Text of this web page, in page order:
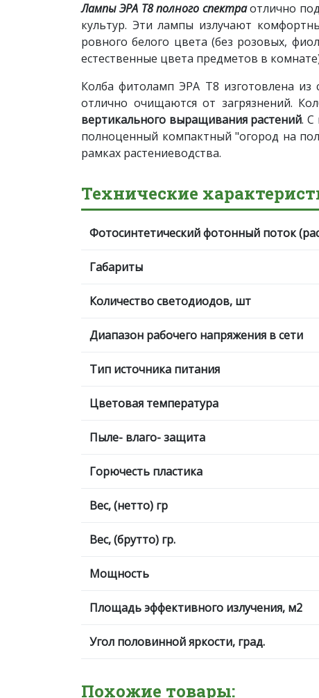
Лампы ЭРА Т8 полного спектра отлично
культур. Эти лампы излучают
ровного белого цвета (без розовых,
естественные цвета предметов в
Колба фитоламп ЭРА Т8 изготовлена из
отлично очищаются от загрязнений.
вертикального выращивания растений. С
полноценный компактный "огород на
рамках растениеводства.
Технические
Фотосинтетический фотонный поток
Габариты
Количество светодиодов, шт
Диапазон рабочего напряжения в сети
Тип источника питания
Цветовая температура
Пыле- влаго- защита
Горючесть пластика
Вес, (нетто) гр
Вес, (брутто) гр.
Мощность
Площадь эффективного излучения, м2
Угол половинной яркости, град.
Похожие товары: